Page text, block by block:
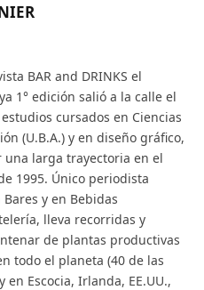
BAR and DRINKS el
1° edición salió a la calle el
cursados en Ciencias
(U.B.A.) y en diseño gráfico,
una larga trayectoria en el
1995. Único periodista
y en Bebidas
lleva recorridas y
de plantas productivas
todo el planeta (40 de las
en Escocia, Irlanda, EE.UU.,